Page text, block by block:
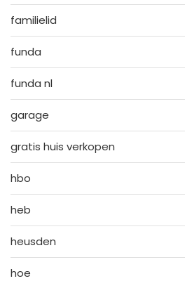
familielid
funda
funda nl
garage
gratis huis verkopen
hbo
heb
heusden
hoe